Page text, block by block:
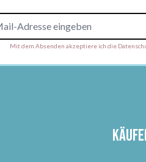
Adresse
Mit dem Absenden akzeptiere ich die